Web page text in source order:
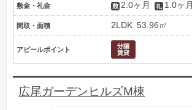
敷金・礼金 2.0ヶ月 1.0ヶ月
間取・面積 2LDK 53.96㎡
アピールポイント
広尾ガーデンヒルズM棟